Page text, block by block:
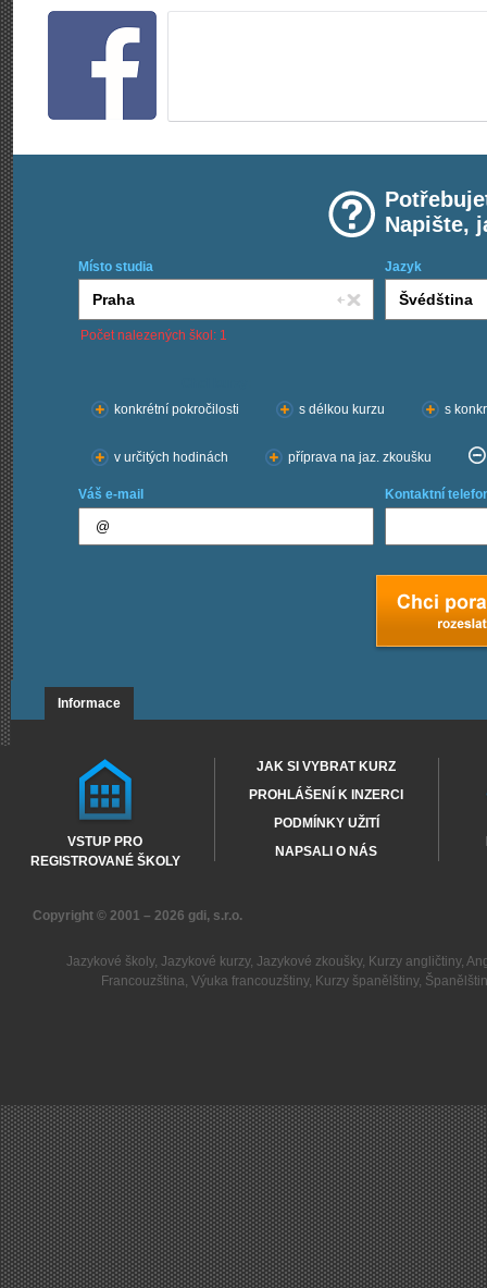
Napište,
Místo studia Jazyk
Počet nalezených škol: 1
konkrétní pokročilosti
s délkou kurzu s
v určitých hodinách příprava na jaz. zkoušku
Váš e-mail Kontaktní
Informace
VSTUP PRO
REGISTROVANÉ ŠKOLY
JAK SI VYBRAT KURZ
PROHLÁŠENÍ K INZERCI
PODMÍNKY UŽITÍ
NAPSALI O NÁS
Copyright © 2001 – 2026 gdi, s.r.o.
Jazykové školy, Jazykové kurzy, Jazykové zkoušky, Kurzy angličtiny,
Francouzština,Výuka francouzštiny, Kurzy španělštiny,